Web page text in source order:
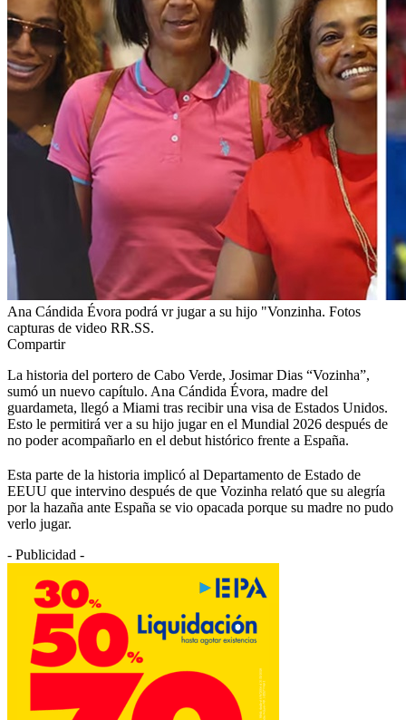
Ana Cándida Évora podrá vr jugar a su hijo "Vonzinha. Fotos
capturas de video RR.SS.
Compartir
La historia del portero de Cabo Verde, Josimar Dias “Vozinha”,
sumó un nuevo capítulo. Ana Cándida Évora, madre del
guardameta, llegó a Miami tras recibir una visa de Estados Unidos.
Esto le permitirá ver a su hijo jugar en el Mundial 2026 después de
no poder acompañarlo en el debut histórico frente a España.
Esta parte de la historia implicó al Departamento de Estado de
EEUU que intervino después de que Vozinha relató que su alegría
por la hazaña ante España se vio opacada porque su madre no pudo
verlo jugar.
- Publicidad -